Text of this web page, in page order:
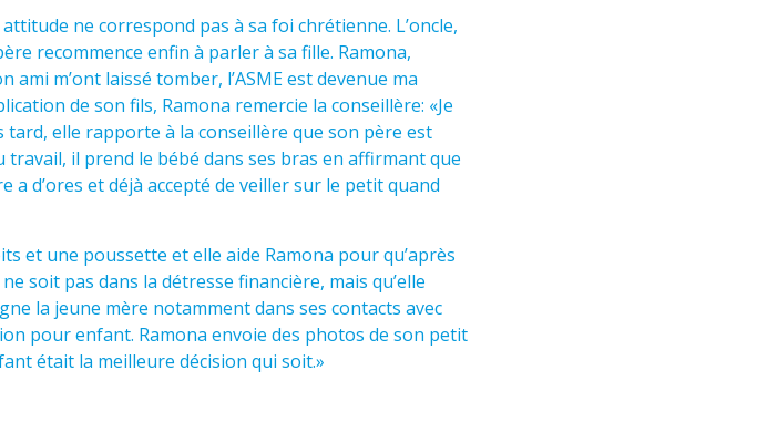
ne correspond pas à sa foi chrétienne. L’oncle,
recommence enfin à parler à sa fille. Ramona,
m’ont laissé tomber, l’ASME est devenue ma
de son fils, Ramona remercie la conseillère: «Je
tard, elle rapporte à la conseillère que son père est
il prend le bébé dans ses bras en affirmant que
d’ores et déjà accepté de veiller sur le petit quand
et une poussette et elle aide Ramona pour qu’après
soit pas dans la détresse financière, mais qu’elle
la jeune mère notamment dans ses contacts avec
pour enfant. Ramona envoie des photos de son petit
était la meilleure décision qui soit.»